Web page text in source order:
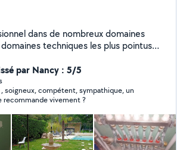
dans de nombreux domaines
techniques les plus pointus
la formation dans l'ingénierie
pas à me contacter.
par Nancy : 5/5
soigneux, compétent, sympathique, un
vivement ?